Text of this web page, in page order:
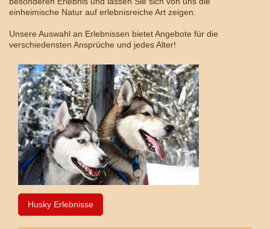
einheimische Natur auf erlebnisreiche Art zeigen.
Unsere Auswahl an Erlebnissen bietet Angebote für die
verschiedensten Ansprüche und jedes Alter!
Husky Erlebnisse